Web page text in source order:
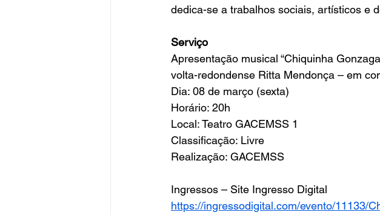
dedica-se a trabalhos sociais, artísticos e
Serviço
Apresentação musical “Chiquinha
volta-redondense Ritta Mendonça – em
Dia: 08 de março (sexta)
Horário: 20h
Local: Teatro GACEMSS 1
Classificação: Livre
Realização: GACEMSS
Ingressos – Site Ingresso Digital
https://ingressodigital.com/evento/11133/